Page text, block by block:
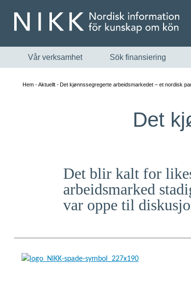
Vår verksamhet Sök finansiering
Hem Aktuellt Det kjønnssegregerte arbeidsmarkedet – et nordisk
Det
Det blir kalt for
arbeidsmarked
var oppe til